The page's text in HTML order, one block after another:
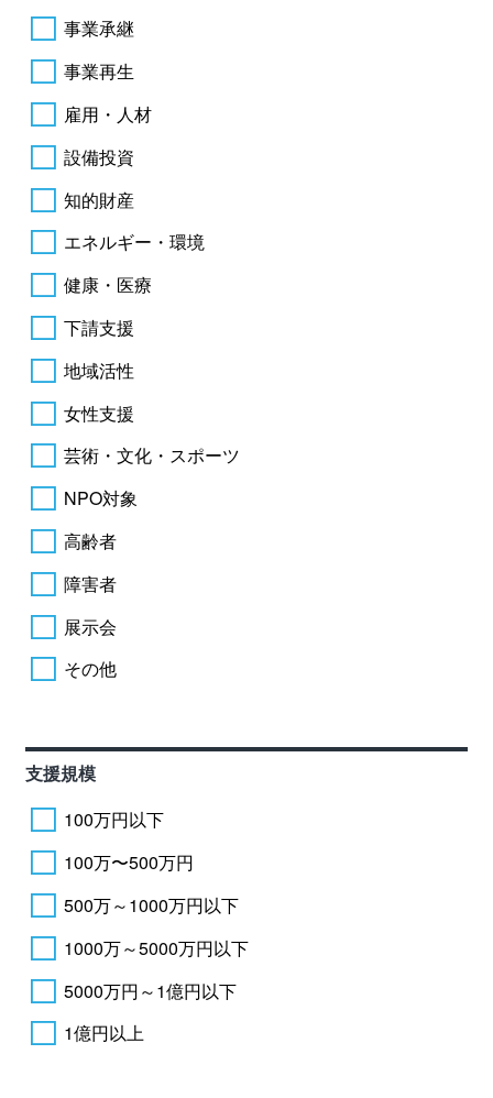
事業承継
事業再生
雇用・人材
設備投資
知的財産
エネルギー・環境
健康・医療
下請支援
地域活性
女性支援
芸術・文化・スポーツ
NPO対象
高齢者
障害者
展示会
その他
支援規模
100万円以下
100万〜500万円
500万～1000万円以下
1000万～5000万円以下
5000万円～1億円以下
1億円以上